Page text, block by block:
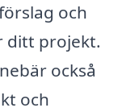
och
ditt projekt.
också
och